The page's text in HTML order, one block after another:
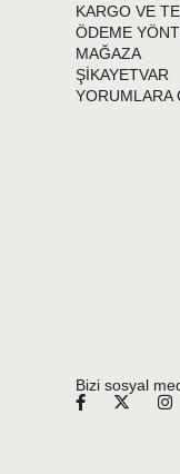
KARGO VE
ÖDEME
MAĞAZA
ŞİKAYETVAR
YORUMLARA
Bizi sosyal